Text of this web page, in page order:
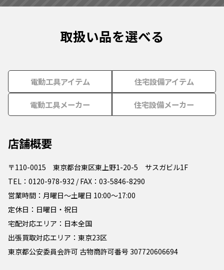
取扱い品を選べる
電動工具アイテム 住宅設備アイテム
電動工具メーカー 住宅設備メーカー
店舗概要
〒110-0015 東京都台東区東上野1-20-5 サスガビル1F
TEL：0120-978-932 / FAX：03-5846-8290
営業時間：月曜日～土曜日 10:00～17:00
定休日：日曜日・祝日
宅配対応エリア：日本全国
出張買取対応エリア：東京23区
東京都公安委員会許可 古物商許可番号 307720606694